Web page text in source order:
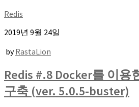
Redis
2019년 9월 24일
byRastaLion
Redis #.8 Docker를 이용
구축 (ver. 5.0.5-buster)